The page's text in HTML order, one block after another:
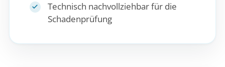
Technisch nachvollziehbar für die
Schadenprüfung